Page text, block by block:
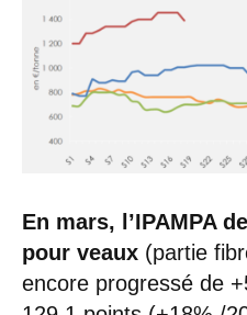
En mars, l’IPAMPA
pour veaux (partie
encore progressé de